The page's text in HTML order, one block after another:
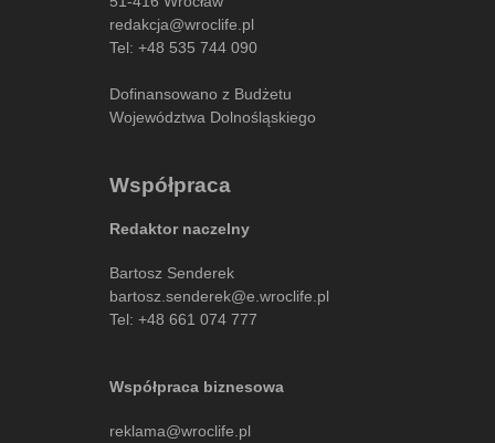
redakcja@wroclife.pl
Tel: +48 535 744 090
Dofinansowano z Budżetu
Województwa Dolnośląskiego
Współpraca
Redaktor naczelny
Bartosz Senderek
bartosz.senderek@e.wroclife.pl
Tel: +48 661 074 777
Współpraca biznesowa
reklama@wroclife.pl